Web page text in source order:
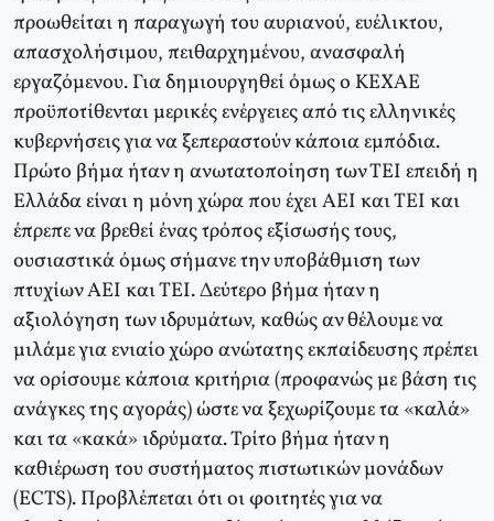
προωθείται η παραγωγή του αυριανού, ευέλικτου,
απασχολήσιμου, πειθαρχημένου, ανασφαλή
εργαζόμενου. Για δημιουργηθεί όμως ο ΚΕΧΑΕ
προϋποτίθενται μερικές ενέργειες από τις ελληνικές
κυβερνήσεις για να ξεπεραστούν κάποια εμπόδια.
Πρώτο βήμα ήταν η ανωτατοποίηση των ΤΕΙ επειδή η
Ελλάδα είναι η μόνη χώρα που έχει ΑΕΙ και ΤΕΙ και
έπρεπε να βρεθεί ένας τρόπος εξίσωσής τους,
ουσιαστικά όμως σήμανε την υποβάθμιση των
πτυχίων ΑΕΙ και ΤΕΙ. Δεύτερο βήμα ήταν η
αξιολόγηση των ιδρυμάτων, καθώς αν θέλουμε να
μιλάμε για ενιαίο χώρο ανώτατης εκπαίδευσης πρέπει
να ορίσουμε κάποια κριτήρια (προφανώς με βάση τις
ανάγκες της αγοράς) ώστε να ξεχωρίζουμε τα «καλά»
και τα «κακά» ιδρύματα. Τρίτο βήμα ήταν η
καθιέρωση του συστήματος πιστωτικών μονάδων
(ECTS). Προβλέπεται ότι οι φοιτητές για να